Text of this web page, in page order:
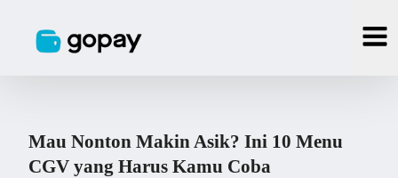
Mau Nonton Makin Asik? Ini 10 Menu
CGV yang Harus Kamu Coba